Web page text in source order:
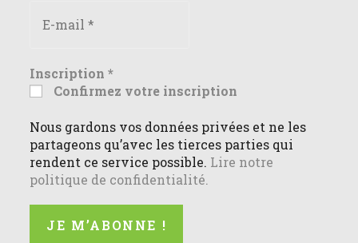
Inscription*
Confirmez votre inscription
Nous gardons vos données privées et ne les
partageons qu’avec les tierces parties qui
rendent ce service possible. Lire notre
politique de confidentialité.